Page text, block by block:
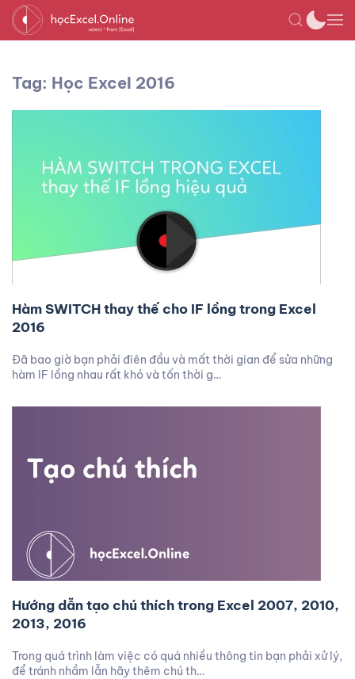
Tag: Học Excel 2016
Hàm SWITCH thay thế cho IF lồng trong Excel
2016
Đã bao giờ bạn phải điên đầu và mất thời gian để sửa những
hàm IF lồng nhau rất khó và tốn thời g…
Hướng dẫn tạo chú thích trong Excel 2007, 2010,
2013, 2016
Trong quá trình làm việc có quá nhiều thông tin bạn phải xử lý,
để tránh nhầm lẫn hãy thêm chú th…